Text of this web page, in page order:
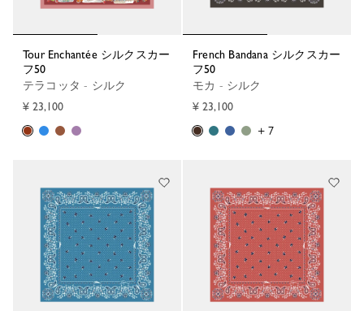
Tour Enchantée シルクスカー
フ50
テラコッタ - シルク
¥ 23,100
French Bandana シルクスカー
フ50
モカ - シルク
¥ 23,100
+ 7